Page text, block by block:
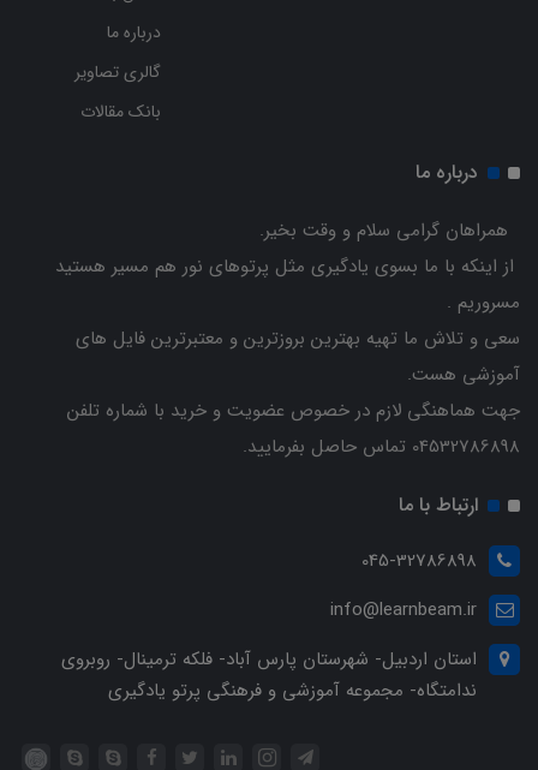
درباره ما
گالری تصاویر
بانک مقالات
درباره ما
همراهان گرامی سلام و وقت بخیر.
از اینکه با ما بسوی یادگیری مثل پرتوهای نور هم مسیر هستید
مسروریم .
سعی و تلاش ما تهیه بهترین بروزترین و معتبرترین فایل های
آموزشی هست.
جهت هماهنگی لازم در خصوص عضویت و خرید با شماره تلفن
04532786898 تماس حاصل بفرمایید.
ارتباط با ما
045-32786898
info@learnbeam.ir
استان اردبیل- شهرستان پارس آباد- فلکه ترمینال- روبروی
ندامتگاه- مجموعه آموزشی و فرهنگی پرتو یادگیری